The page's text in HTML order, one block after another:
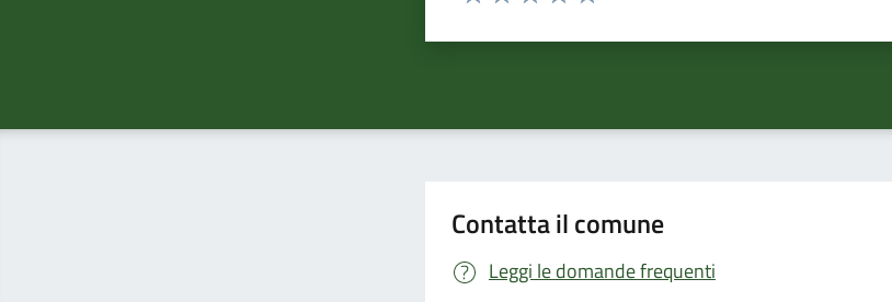
Contatta il comune
Leggi le domande frequenti